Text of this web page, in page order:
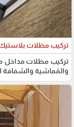
تركيب مظلات
تركيب مظلات مداخل
والقماشية والشفافة